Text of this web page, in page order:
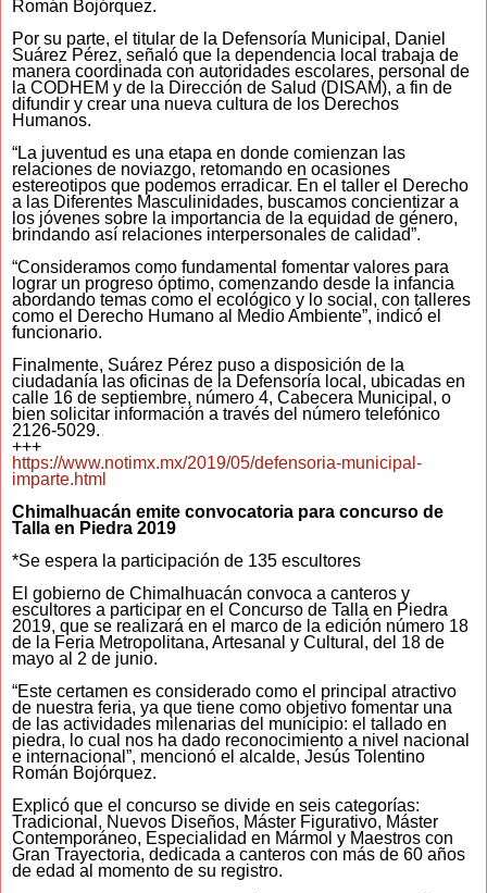
Román Bojórquez.
Por su parte, el titular de la Defensoría Municipal, Daniel
Suárez Pérez, señaló que la dependencia local trabaja de
manera coordinada con autoridades escolares, personal de
la CODHEM y de la Dirección de Salud (DISAM), a fin de
difundir y crear una nueva cultura de los Derechos
Humanos.
“La juventud es una etapa en donde comienzan las
relaciones de noviazgo, retomando en ocasiones
estereotipos que podemos erradicar. En el taller el Derecho
a las Diferentes Masculinidades, buscamos concientizar a
los jóvenes sobre la importancia de la equidad de género,
brindando así relaciones interpersonales de calidad”.
“Consideramos como fundamental fomentar valores para
lograr un progreso óptimo, comenzando desde la infancia
abordando temas como el ecológico y lo social, con talleres
como el Derecho Humano al Medio Ambiente”, indicó el
funcionario.
Finalmente, Suárez Pérez puso a disposición de la
ciudadanía las oficinas de la Defensoría local, ubicadas en
calle 16 de septiembre, número 4, Cabecera Municipal, o
bien solicitar información a través del número telefónico
2126-5029.
+++
https://www.notimx.mx/2019/05/defensoria-municipal-
imparte.html
Chimalhuacán emite convocatoria para concurso de
Talla en Piedra 2019
*Se espera la participación de 135 escultores
El gobierno de Chimalhuacán convoca a canteros y
escultores a participar en el Concurso de Talla en Piedra
2019, que se realizará en el marco de la edición número 18
de la Feria Metropolitana, Artesanal y Cultural, del 18 de
mayo al 2 de junio.
“Este certamen es considerado como el principal atractivo
de nuestra feria, ya que tiene como objetivo fomentar una
de las actividades milenarias del municipio: el tallado en
piedra, lo cual nos ha dado reconocimiento a nivel nacional
e internacional”, mencionó el alcalde, Jesús Tolentino
Román Bojórquez.
Explicó que el concurso se divide en seis categorías:
Tradicional, Nuevos Diseños, Máster Figurativo, Máster
Contemporáneo, Especialidad en Mármol y Maestros con
Gran Trayectoria, dedicada a canteros con más de 60 años
de edad al momento de su registro.